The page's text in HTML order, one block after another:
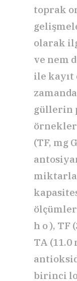
toprak
olarak
ve nem
ile
güllerin
(TF, mg
ölçümler
h o ), TF
TA (11.0
birinci